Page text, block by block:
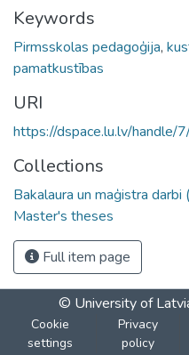
Keywords
Pirmsskolas pedagoģija,
pamatkustības
URI
https://dspace.lu.lv/handle/
Collections
Bakalaura un maģistra
Master's theses
Full item page
© University of
Cookie
settings
Privacy
policy